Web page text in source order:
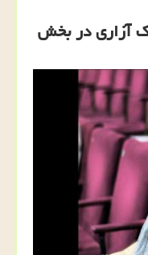
آزاری در بخش